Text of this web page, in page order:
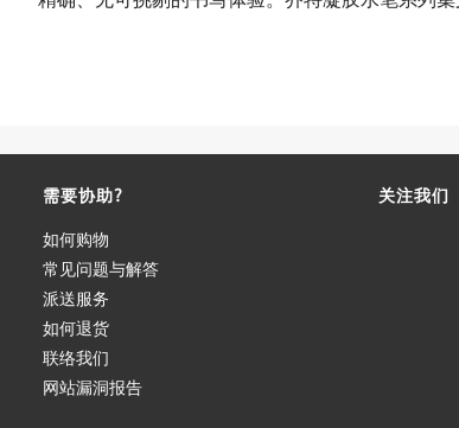
需要协助?
如何购物
常见问题与解答
派送服务
如何退货
联络我们
网站漏洞报告
关注我们